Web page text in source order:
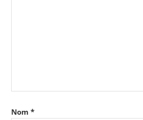
Nom *